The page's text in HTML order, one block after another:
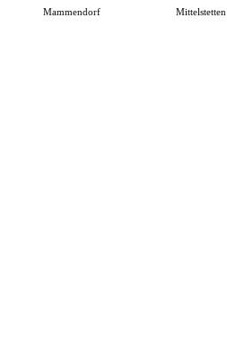
Mammendorf Mittelstetten